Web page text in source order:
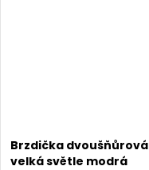
Brzdička dvoušňůrová
velká světle modrá